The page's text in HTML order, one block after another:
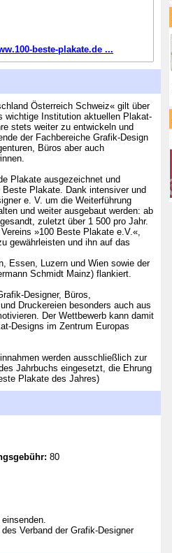
beste-plakate.de ...
Österreich Schweiz« gilt über
wichtige Institution aktuellen Plakat-
stets weiter zu entwickeln und
der Fachbereiche Grafik-Design
Büros aber auch
Plakate ausgezeichnet und
Plakate. Dank intensiver und
e. V. um die Weiterführung
und weiter ausgebaut werden: ab
zuletzt über 1 500 pro Jahr.
»100 Beste Plakate e.V.«,
gewährleisten und ihn auf das
Essen, Luzern und Wien sowie der
Schmidt Mainz) flankiert.
Designer, Büros,
Druckereien besonders auch aus
Der Wettbewerb kann damit
Designs im Zentrum Europas
werden ausschließlich zur
Jahrbuchs eingesetzt, die Ehrung
Plakate des Jahres)
80
Verband der Grafik-Designer